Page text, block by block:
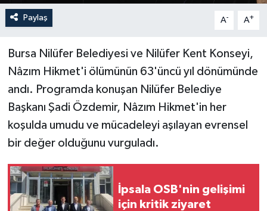
Paylaş A- A+
Bursa Nilüfer Belediyesi ve Nilüfer Kent Konseyi,
Nâzım Hikmet'i ölümünün 63'üncü yıl dönümünde
andı. Programda konuşan Nilüfer Belediye
Başkanı Şadi Özdemir, Nâzım Hikmet'in her
koşulda umudu ve mücadeleyi aşılayan evrensel
bir değer olduğunu vurguladı.
İpsala OSB'nin gelişimi
için kritik ziyaret